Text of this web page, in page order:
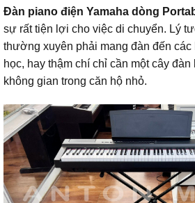
Đàn piano điện Yamaha dòng
sự rất tiện lợi cho việc di chuyển. Lý
thường xuyên phải mang đàn đến
học, hay thậm chí chỉ cần một cây
không gian trong căn hộ nhỏ.